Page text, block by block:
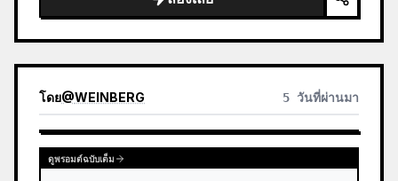
แรกในลักษณะสามมิติ
# ข้อความที่จะรวม:…
โดย@WEINBERG 5 วันที่ผ่านมา
ดูพรอมต์ฉบับเต็ม